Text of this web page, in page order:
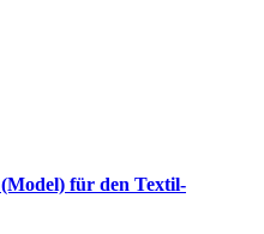
für den Textil-